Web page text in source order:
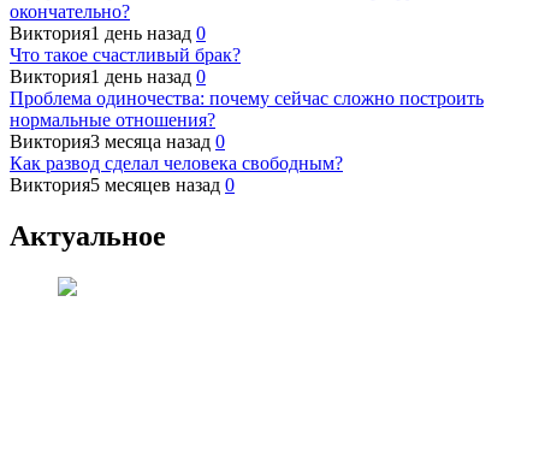
окончательно?
Виктория1 день назад 0
Что такое счастливый брак?
Виктория1 день назад 0
Проблема одиночества: почему сейчас сложно построить
нормальные отношения?
Виктория3 месяца назад 0
Как развод сделал человека свободным?
Виктория5 месяцев назад 0
Актуальное